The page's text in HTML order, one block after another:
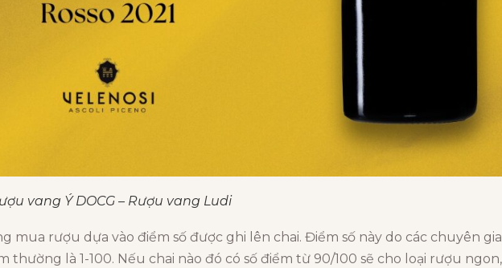
vang Ý DOCG – Rượu vang Ludi
mua rượu dựa vào điểm số được ghi lên chai. Điểm số này do các chuyên
thường là 1-100. Nếu chai nào đó có số điểm từ 90/100 sẽ cho loại rượu